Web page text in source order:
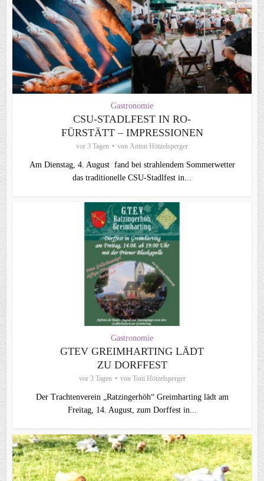
Gastronomie
CSU-STADLFEST IN RO-
FÜRSTÄTT – IMPRESSIONEN
vor 3 Tagen von Anton Hötzelsperger
Am Dienstag, 4. August fand bei strahlendem Sommerwetter
das traditionelle CSU-Stadlfest in...
Gastronomie
GTEV GREIMHARTING LÄDT
ZU DORFFEST
vor 3 Tagen von Toni Hötzelsperger
Der Trachtenverein „Ratzingerhöh“ Greimharting lädt am
Freitag, 14. August, zum Dorffest in...